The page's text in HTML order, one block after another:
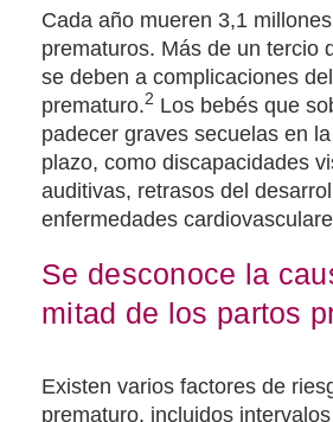
Cada año mueren 3,1
prematuros. Más de un tercio
se deben a complicaciones
prematuro.2 Los bebés que
padecer graves secuelas en
plazo, como discapacidades
auditivas, retrasos del
enfermedades
Se desconoce la
mitad de los partos
Existen varios factores de
prematuro, incluidos